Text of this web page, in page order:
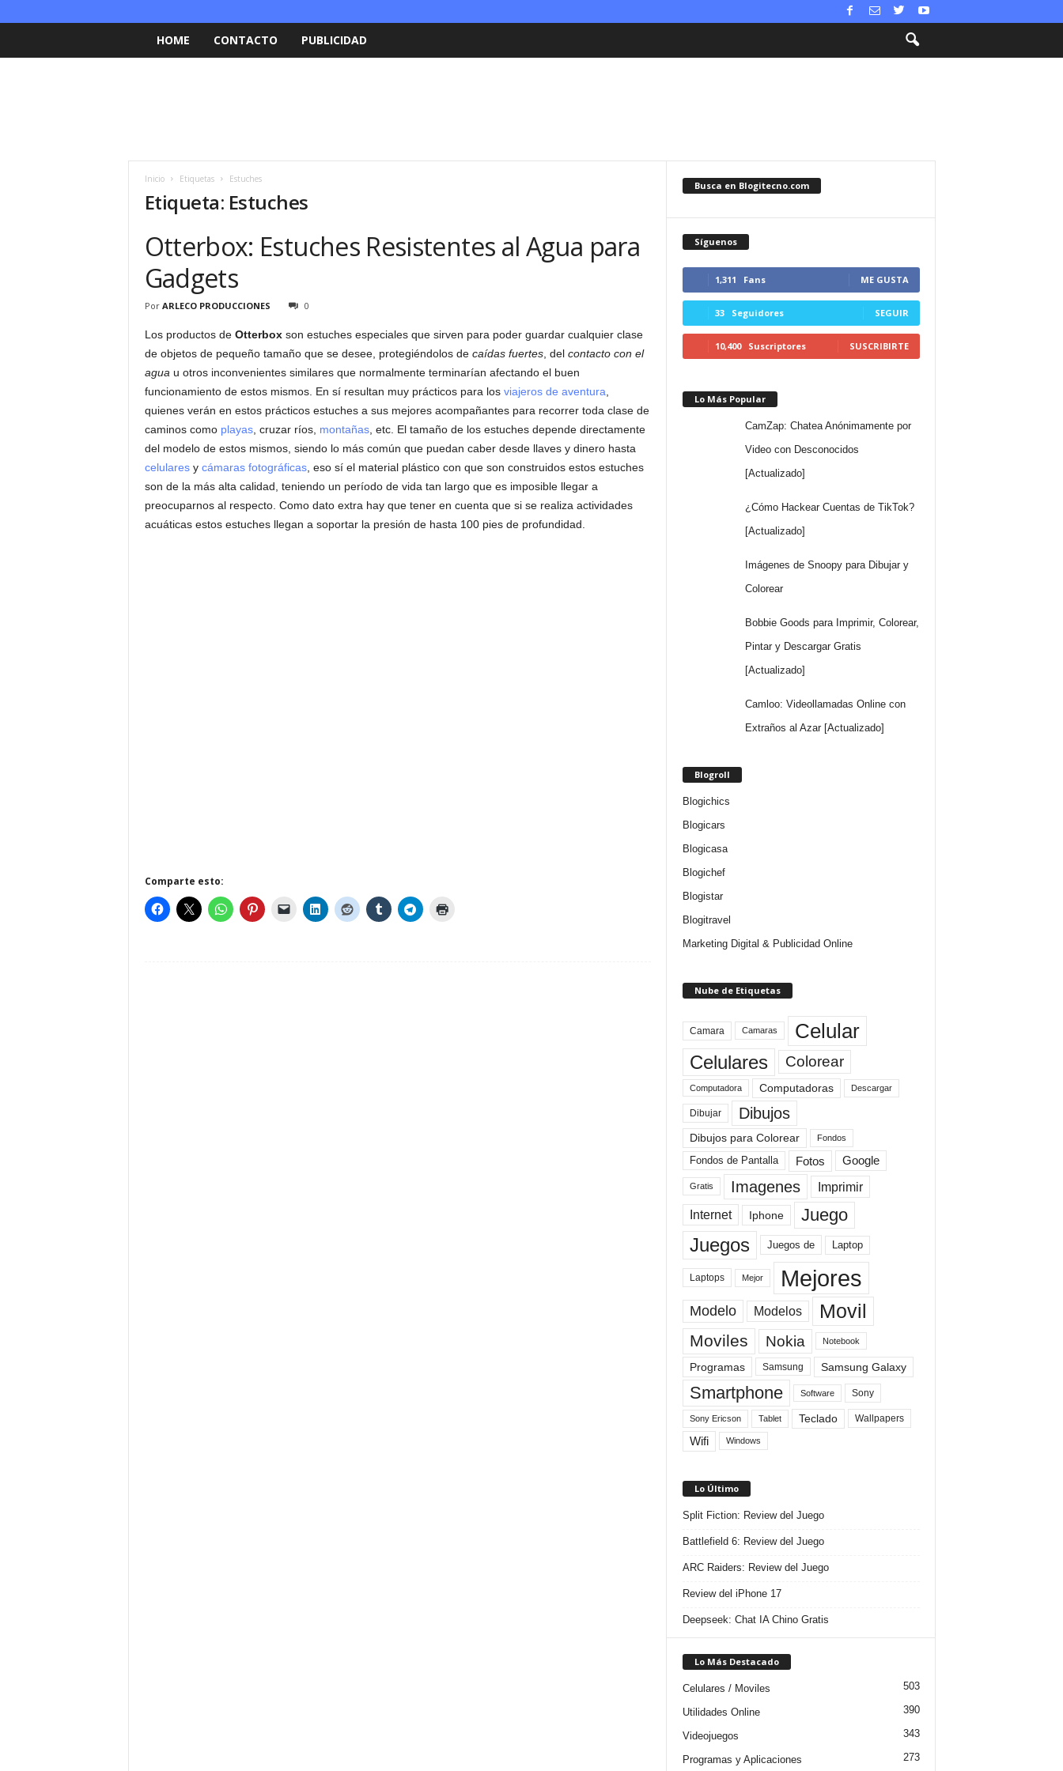
HOME CONTACTO PUBLICIDAD
Inicio Etiquetas Estuches
Etiqueta: Estuches
Otterbox: Estuches Resistentes al Agua para
Gadgets
Por ARLECO PRODUCCIONES 0
Los productos de Otterboxson estuches especiales que sirven para poder guardar cualquier clase
de objetos de pequeño tamaño que se desee, protegiéndolos de caídas fuertes, del contacto con el
agua u otros inconvenientes similares que normalmente terminarían afectando el buen
funcionamiento de estos mismos. En sí resultan muy prácticos para los viajeros de aventura
quienes verán en estos prácticos estuches a sus mejores acompañantes para recorrer toda clase de
caminos como playas, cruzar ríos, montañas, etc. El tamaño de los estuches depende directamente
del modelo de estos mismos, siendo lo más común que puedan caber desde llaves y dinero hasta
celularesy cámaras fotográficas, eso sí el material plástico con que son construidos estos estuches
son de la más alta calidad, teniendo un período de vida tan largo que es imposible llegar a
preocuparnos al respecto. Como dato extra hay que tener en cuenta que si se realiza actividades
acuáticas estos estuches llegan a soportar la presión de hasta 100 pies de profundidad.
Comparte esto:
Busca en Blogitecno.com
Síguenos
1,311 Fans ME GUSTA
33 Seguidores SEGUIR
10,400 Suscriptores SUSCRIBIRTE
Lo Más Popular
CamZap: Chatea Anónimamente por
Video con Desconocidos
[Actualizado]
¿Cómo Hackear Cuentas de TikTok?
[Actualizado]
Imágenes de Snoopy para Dibujar y
Colorear
Bobbie Goods para Imprimir, Colorear,
Pintar y Descargar Gratis
[Actualizado]
Camloo: Videollamadas Online con
Extraños al Azar [Actualizado]
Blogroll
Blogichics
Blogicars
Blogicasa
Blogichef
Blogistar
Blogitravel
Marketing Digital & Publicidad Online
Nube de Etiquetas
Camara Camaras Celular
Celulares Colorear
Computadora Computadoras Descargar
Dibujar Dibujos
Dibujos para Colorear Fondos
Fondos de Pantalla Fotos Google
Gratis Imagenes Imprimir
Internet Iphone Juego
Juegos Juegos de Laptop
Laptops Mejor Mejores
Modelo Modelos Movil
Moviles Nokia Notebook
Programas Samsung Samsung Galaxy
Smartphone Software Sony
Sony Ericson Tablet Teclado Wallpapers
Wifi Windows
Lo Último
Split Fiction: Review del Juego
Battlefield 6: Review del Juego
ARC Raiders: Review del Juego
Review del iPhone 17
Deepseek: Chat IA Chino Gratis
Lo Más Destacado
Celulares / Moviles 503
Utilidades Online 390
Videojuegos 343
Programas y Aplicaciones 273